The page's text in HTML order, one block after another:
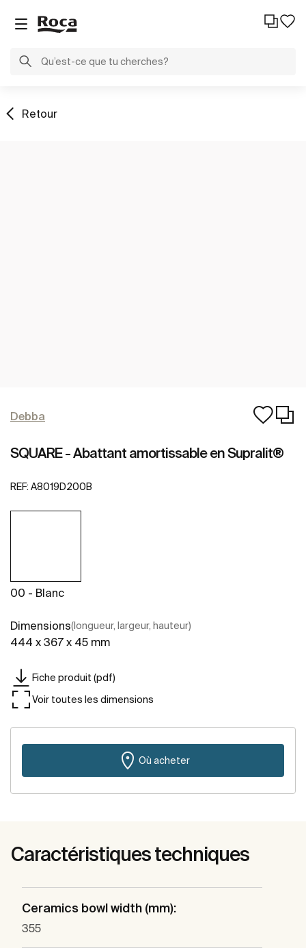
Retour
Debba
SQUARE - Abattant amortissable en Supralit®
REF: A8019D200B
00 - Blanc
Dimensions(longueur, largeur, hauteur)
444 x 367 x 45 mm
Fiche produit (pdf)
Voir toutes les dimensions
Où acheter
Caractéristiques techniques
Ceramics bowl width (mm):
355